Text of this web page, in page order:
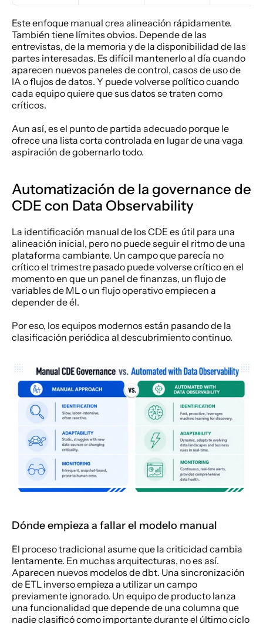
Este enfoque manual crea alineación rápidamente.
También tiene límites obvios. Depende de las
entrevistas, de la memoria y de la disponibilidad de las
partes interesadas. Es difícil mantenerlo al día cuando
aparecen nuevos paneles de control, casos de uso de
IA o flujos de datos. Y puede volverse político cuando
cada equipo quiere que sus datos se traten como
críticos.
Aun así, es el punto de partida adecuado porque le
ofrece una lista corta controlada en lugar de una vaga
aspiración de gobernarlo todo.
Automatización de la governance de
CDE con Data Observability
La identificación manual de los CDE es útil para una
alineación inicial, pero no puede seguir el ritmo de una
plataforma cambiante. Un campo que parecía no
crítico el trimestre pasado puede volverse crítico en el
momento en que un panel de finanzas, un flujo de
variables de ML o un flujo operativo empiecen a
depender de él.
Por eso, los equipos modernos están pasando de la
clasificación periódica al descubrimiento continuo.
Dónde empieza a fallar el modelo manual
El proceso tradicional asume que la criticidad cambia
lentamente. En muchas arquitecturas, no es así.
Aparecen nuevos modelos de dbt. Una sincronización
de ETL inverso empieza a utilizar un campo
previamente ignorado. Un equipo de producto lanza
una funcionalidad que depende de una columna que
nadie clasificó como importante durante el último ciclo